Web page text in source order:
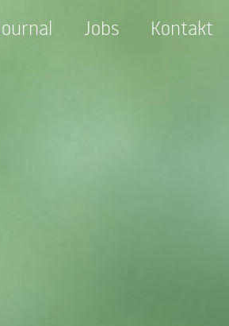
Jobs Kontakt